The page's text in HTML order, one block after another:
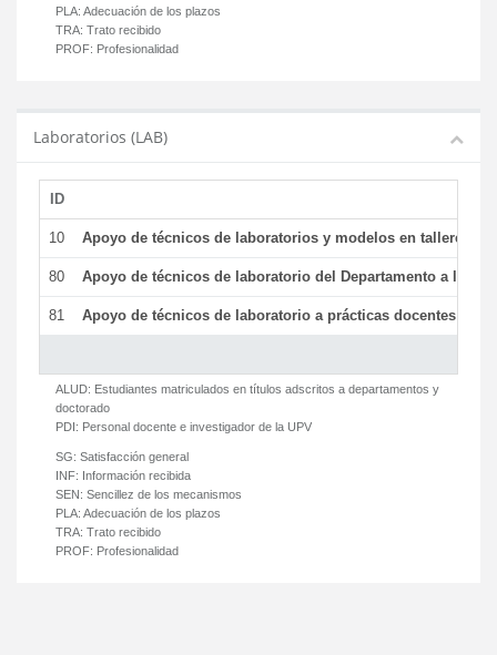
PLA: Adecuación de los plazos
TRA: Trato recibido
PROF: Profesionalidad
Laboratorios (LAB)
ID
10 Apoyo de técnicos de laboratorios y modelos en talleres/
80 Apoyo de técnicos de laboratorio del Departamento a la
81 Apoyo de técnicos de laboratorio a prácticas docentes y
ALUD: Estudiantes matriculados en títulos adscritos a departamentos y
doctorado
PDI: Personal docente e investigador de la UPV
SG: Satisfacción general
INF: Información recibida
SEN: Sencillez de los mecanismos
PLA: Adecuación de los plazos
TRA: Trato recibido
PROF: Profesionalidad